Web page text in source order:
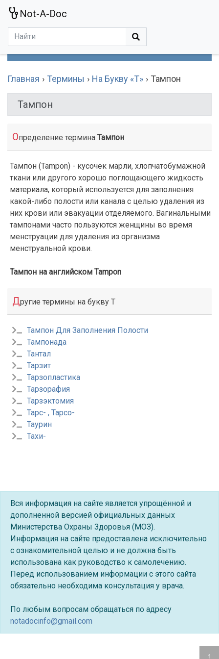
Not-A-Doc
Главная Термины На Букву «Т» Тампон
Тампон
Определение термина Тампон
Тампон (Tampon) - кусочек марли, хлопчатобумажной
ткани или другого хорошо поглощающего жидкость
материала, который используется для заполнения
какой-либо полости или канала с целью удаления из
них крови или эвакуации отделяемого. Вагинальными
тампонами часто пользуются женщины во время
менструации для удаления из организма
менструальной крови.
Тампон на английском Tampon
Другие термины на букву Т
Тампон Для Заполнения Полости
Тампонада
Тантал
Тарзит
Тарзопластика
Тарзорафия
Тарзэктомия
Тарс- , Tapco-
Таурин
Тахи-
Вся информация на сайте является упрощённой и
дополненной версией официальных данных
Министерства Охраны Здоровья (МОЗ).
Информация на сайте предоставлена исключительно
с ознакомительной целью и не должна быть
использована как руководство к самолечению.
Перед использованием информации с этого сайта
обязательно необходима консультация у врача.
По любым вопросам обращаться по адресу
notadocinfo@gmail.com
↑